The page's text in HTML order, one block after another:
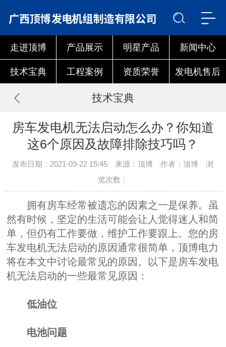
走进顶博 产品展示 明星产品 新闻中心
技术宝典 工程案例 资质荣誉 发电机售后
技术宝典
房车发电机无法启动怎么办？你知道
这6个原因及故障排除技巧吗？
发布日期：2021-09-22 15:45 来源：顶博 作者：顶博 浏
览次数：
拥有房车经常被遗忘的因素之一是保养。虽
然有时候，坚定的生活可能会让人觉得迷人和简
单，但仍有工作要做，维护工作要跟上。您的房
车发电机无法启动的原因通常很简单，顶博电力
将在本文中讨论最常见的原因。以下是房车发电
机无法启动的一些最常见原因：
低油位
电池问题